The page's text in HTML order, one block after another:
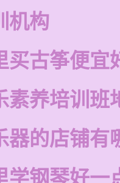
机构
买古筝便宜
素养培训班
器的店铺有
学钢琴好一